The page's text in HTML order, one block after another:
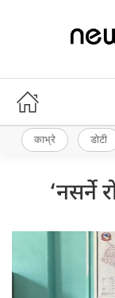
काभ्रे डोटी
‘नसर्ने